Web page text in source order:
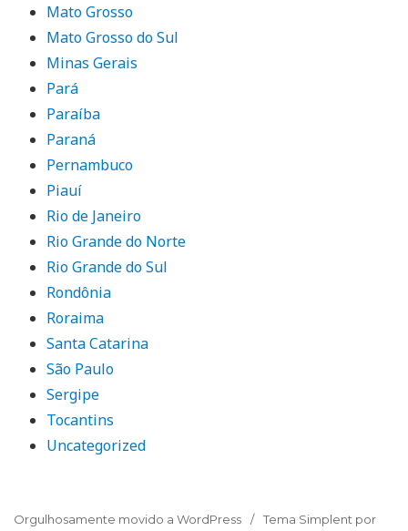
Mato Grosso
Mato Grosso do Sul
Minas Gerais
Pará
Paraíba
Paraná
Pernambuco
Piauí
Rio de Janeiro
Rio Grande do Norte
Rio Grande do Sul
Rondônia
Roraima
Santa Catarina
São Paulo
Sergipe
Tocantins
Uncategorized
Orgulhosamente movido a WordPress Tema Simplent por